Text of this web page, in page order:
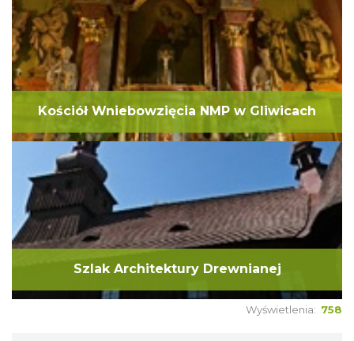
Kościół Wniebowzięcia NMP w Gliwicach
Szlak Architektury Drewnianej
Wyświetlenia: 758